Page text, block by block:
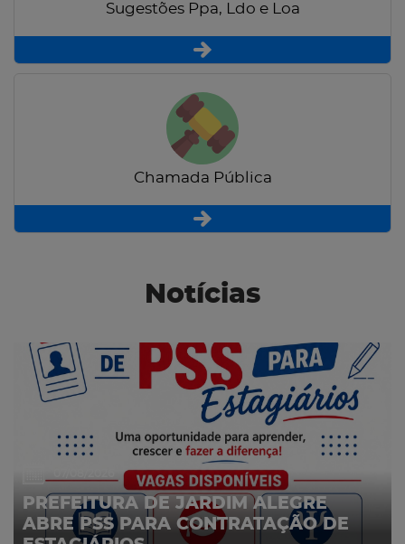
Sugestões Ppa, Ldo e Loa
Chamada Pública
Notícias
PREFEITURA DE JARDIM ALEGRE
ABRE PSS PARA CONTRATAÇÃO DE